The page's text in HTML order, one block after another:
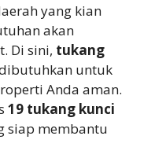
yang kian
akan
Di sini, tukang
untuk
Anda aman.
19 tukang kunci
siap membantu